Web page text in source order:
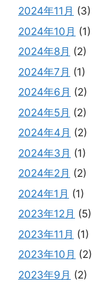
2024年11月 (3)
2024年10月 (1)
2024年8月 (2)
2024年7月 (1)
2024年6月 (2)
2024年5月 (2)
2024年4月 (2)
2024年3月 (1)
2024年2月 (2)
2024年1月 (1)
2023年12月 (5)
2023年11月 (1)
2023年10月 (2)
2023年9月 (2)